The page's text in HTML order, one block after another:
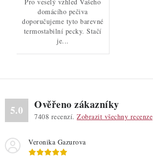
domácího pečiva
doporučujeme tyto barevné
termostabilní pecky. Stačí
je...
5.0 Ověřeno zákazníky
7408 recenzí. Zobrazit všechny recenze
Veronika Gazurova